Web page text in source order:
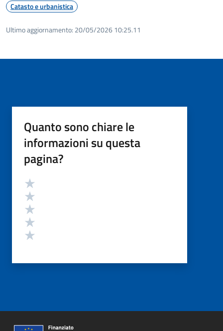
Catasto e urbanistica
Ultimo aggiornamento: 20/05/2026 10:25.11
Quanto sono chiare le
informazioni su questa
pagina?
Valutazione